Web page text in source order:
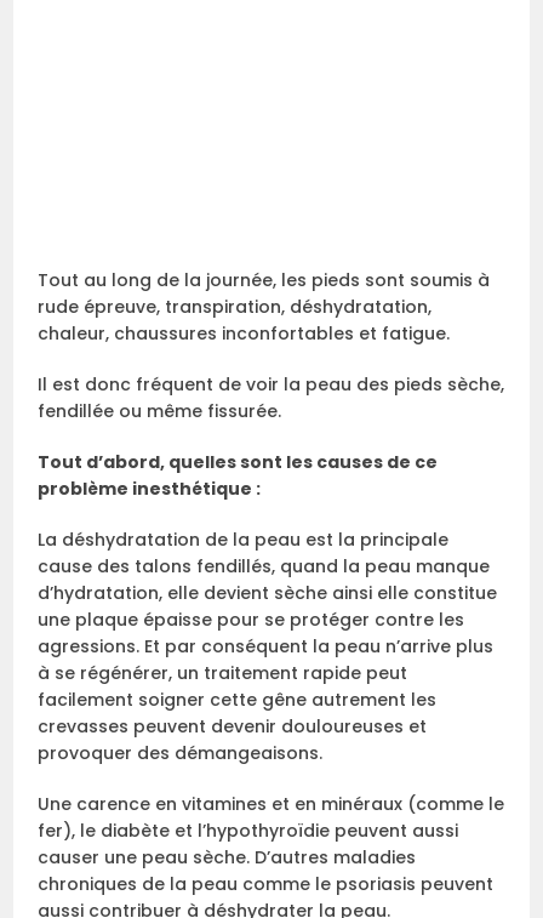
Tout au long de la journée, les pieds sont soumis à
rude épreuve, transpiration, déshydratation,
chaleur, chaussures inconfortables et fatigue.
Il est donc fréquent de voir la peau des pieds sèche,
fendillée ou même fissurée.
Tout d’abord, quelles sont les causes de ce
problème inesthétique :
La déshydratation de la peau est la principale
cause des talons fendillés, quand la peau manque
d’hydratation, elle devient sèche ainsi elle constitue
une plaque épaisse pour se protéger contre les
agressions. Et par conséquent la peau n’arrive plus
à se régénérer, un traitement rapide peut
facilement soigner cette gêne autrement les
crevasses peuvent devenir douloureuses et
provoquer des démangeaisons.
Une carence en vitamines et en minéraux (comme le
fer), le diabète et l’hypothyroïdie peuvent aussi
causer une peau sèche. D’autres maladies
chroniques de la peau comme le psoriasis peuvent
aussi contribuer à déshydrater la peau.